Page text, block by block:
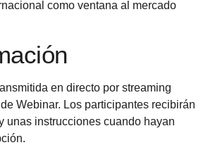
como ventana al mercado
en directo por streaming
Webinar. Los participantes recibirán
unas instrucciones cuando hayan